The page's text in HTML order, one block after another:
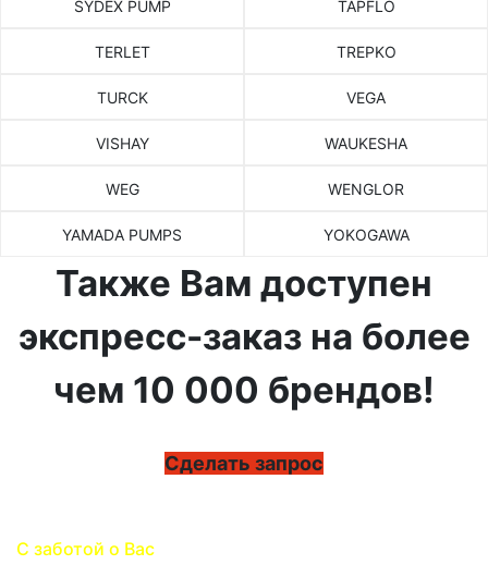
SYDEX PUMP TAPFLO
TERLET TREPKO
TURCK VEGA
VISHAY WAUKESHA
WEG WENGLOR
YAMADA PUMPS YOKOGAWA
Также Вам доступен
экспресс-заказ на более
чем 10 000 брендов!
Сделать запрос
С заботой о Вас